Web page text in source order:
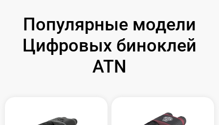
Популярные модели
Цифровых биноклей
ATN